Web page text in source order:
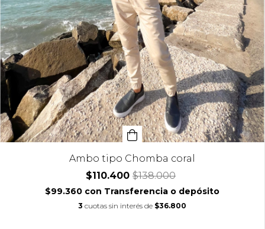
Ambo tipo Chomba coral
$110.400 $138.000
$99.360 con Transferencia o depósito
3 cuotas sin interés de $36.800